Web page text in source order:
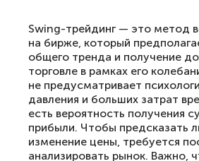
Swing-трейдинг — это метод
на бирже, который
общего тренда и получение
торговле в рамках его
не предусматривает
давления и больших затрат
есть вероятность получения
прибыли. Чтобы предсказать
изменение цены, требуется
анализировать рынок. Важно,